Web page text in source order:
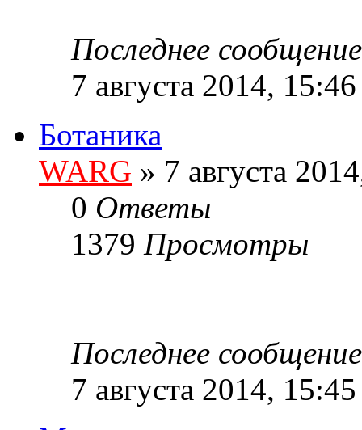
Последнее
7 августа 2014, 15:46
Ботаника
WARG » 7 августа
0 Ответы
1379 Просмотры
Последнее
7 августа 2014, 15:45